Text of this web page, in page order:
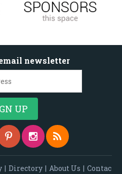
newsletter
| Directory | About Us | Contac